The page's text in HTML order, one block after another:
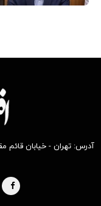
آدرس: تهران - خیابان